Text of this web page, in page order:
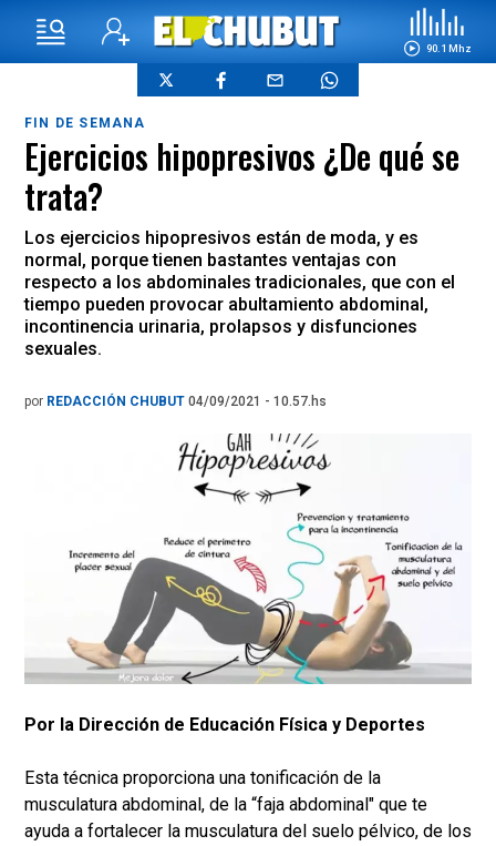
90.1 Mhz
FIN DE SEMANA
Ejercicios hipopresivos ¿De qué se
trata?
Los ejercicios hipopresivos están de moda, y es
normal, porque tienen bastantes ventajas con
respecto a los abdominales tradicionales, que con el
tiempo pueden provocar abultamiento abdominal,
incontinencia urinaria, prolapsos y disfunciones
sexuales.
por REDACCIÓN CHUBUT 04/09/2021 - 10.57.hs
Por la Dirección de Educación Física y Deportes
Esta técnica proporciona una tonificación de la
musculatura abdominal, de la “faja abdominal" que te
ayuda a fortalecer la musculatura del suelo pélvico, de los